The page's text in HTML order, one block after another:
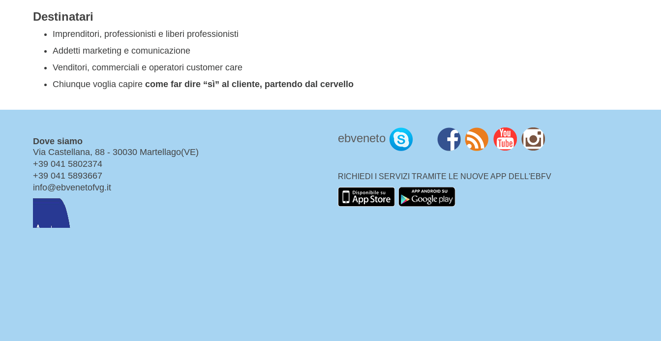
Destinatari
Imprenditori, professionisti e liberi professionisti
Addetti marketing e comunicazione
Venditori, commerciali e operatori customer care
Chiunque voglia capire come far dire “sì” al cliente, partendo dal cervello
Dove siamo
Via Castellana, 88 - 30030 Martellago(VE)
+39 041 5802374
+39 041 5893667
info@ebvenetofvg.it
ebveneto
RICHIEDI I SERVIZI TRAMITE LE NUOVE APP DELL'EBFV